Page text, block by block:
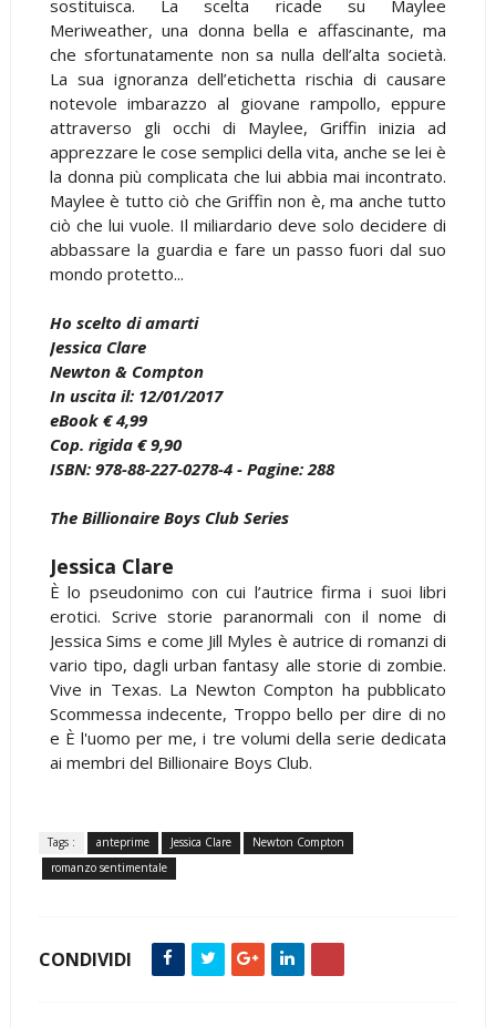
sostituisca. La scelta ricade su Maylee
Meriweather, una donna bella e affascinante, ma
che sfortunatamente non sa nulla dell’alta società.
La sua ignoranza dell’etichetta rischia di causare
notevole imbarazzo al giovane rampollo, eppure
attraverso gli occhi di Maylee, Griffin inizia ad
apprezzare le cose semplici della vita, anche se lei è
la donna più complicata che lui abbia mai incontrato.
Maylee è tutto ciò che Griffin non è, ma anche tutto
ciò che lui vuole. Il miliardario deve solo decidere di
abbassare la guardia e fare un passo fuori dal suo
mondo protetto...
Ho scelto di amarti
Jessica Clare
Newton & Compton
In uscita il: 12/01/2017
eBook € 4,99
Cop. rigida € 9,90
ISBN: 978-88-227-0278-4 - Pagine: 288
The Billionaire Boys Club Series
Jessica Clare
È lo pseudonimo con cui l’autrice firma i suoi libri
erotici. Scrive storie paranormali con il nome di
Jessica Sims e come Jill Myles è autrice di romanzi di
vario tipo, dagli urban fantasy alle storie di zombie.
Vive in Texas. La Newton Compton ha pubblicato
Scommessa indecente, Troppo bello per dire di no
e È l'uomo per me, i tre volumi della serie dedicata
ai membri del Billionaire Boys Club.
Tags : anteprime Jessica Clare
Newton Compton
romanzo sentimentale
CONDIVIDI